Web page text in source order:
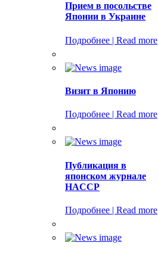
Прием в посольстве
Японии в Украине
Подробнее | Read more
Визит в Японию
Подробнее | Read more
Публикация в
японском журнале
HACCP
Подробнее | Read more